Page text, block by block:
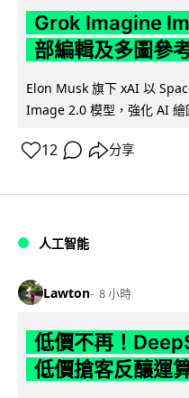
Grok Imagine
部編輯及多圖參
Elon Musk 旗下 xAI 以
Image 2.0 模型，強化 AI 繪
12 分享
人工智能
Lawton 8 小時
低價不再！
低價搶客反釀運